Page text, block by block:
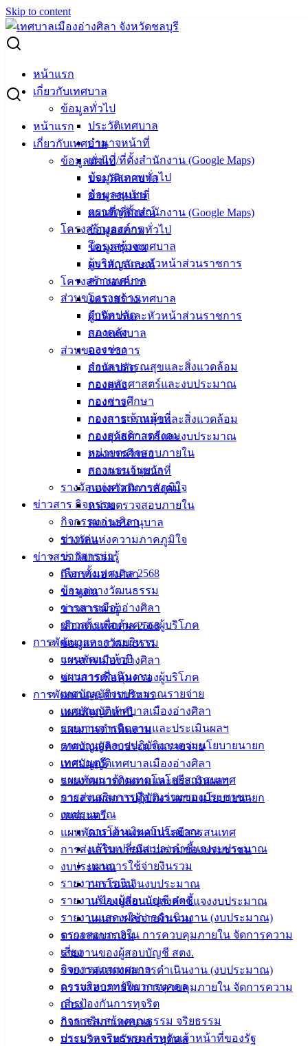
Skip to content
หน้าแรก
เกี่ยวกับเทศบาล
ข้อมูลทั่วไป
ประวัติเทศบาล
อำนาจหน้าที่
แผนที่/ที่ตั้งสำนักงาน (Google Maps)
ข้อมูลสภาพทั่วไป
ข้อมูลชุมชน
ตราสัญลักษณ์
โครงสร้างองค์กร
โครงสร้างเทศบาล
ผู้บริหารและหัวหน้าส่วนราชการ
สภาเทศบาล
ส่วนของราชการ
สำนักปลัด
กองคลัง
กองช่าง
กองสาธารณสุขและสิ่งแวดล้อม
กองยุทธศาสตร์และงบประมาณ
กองการศึกษา
กองการเจ้าหน้าที่
กองสวัสดิการสังคม
หน่วยตรวจสอบภายใน
สถานธนานุบาล
รางวัลแห่งความภาคภูมิใจ
ข่าวสาร กิจกรรม
กิจกรรมอ่างศิลา
ข่าวเด่น
ข่าวสารน่ารู้
เลือกตั้งเทศบาล 2568
ข้อมูลทางวัฒนธรรม
วารสารเมืองอ่างศิลา
ข่าวสารเพื่อคุ้มครองผู้บริโภค
การพัฒนาและการบริหาร
แผนพัฒนาห้าปี
แผนการดำเนินงาน
เทศบัญญัติงบประมาณรายจ่าย
เทศบัญญัติเทศบาลเมืองอ่างศิลา
รายงานการติดตามและประเมินผลฯ
รายงานผลการปฏิบัติงานตามนโยบายนายก
เทศมนตรี
แผนพัฒนาด้านเทคโนโลยีสารสนเทศ
การส่งเสริมการมีส่วนร่วมของประชาชน
งบประมาณ
การโอนเงินงบประมาณ
แก้ไขเปลี่ยนแปลงคำชี้แจงงบประมาณ
แผนการใช้จ่ายงินรวม
รายงานการเงิน
รายงานของผู้สอบบัญชี สตง.
รายงานแสดงผลการดำเนินงาน (งบประมาณ)
ตรวจสอบภายใน การควบคุมภายใน จัดการความ
เสี่ยง
กิจการสภาเทศบาล
การบริหารทรัพยากรบุคคล
การป้องกันการทุจริต
การเสริมสร้างคุณธรรม จริยธรรม
ประมวลจริยธรรมสำหรับเจ้าหน้าที่ของรัฐ
หน้าแรก
เกี่ยวกับเทศบาล
ข้อมูลทั่วไป
ประวัติเทศบาล
อำนาจหน้าที่
แผนที่/ที่ตั้งสำนักงาน (Google Maps)
ข้อมูลสภาพทั่วไป
ข้อมูลชุมชน
ตราสัญลักษณ์
โครงสร้างองค์กร
โครงสร้างเทศบาล
ผู้บริหารและหัวหน้าส่วนราชการ
สภาเทศบาล
ส่วนของราชการ
สำนักปลัด
กองคลัง
กองช่าง
กองสาธารณสุขและสิ่งแวดล้อม
กองยุทธศาสตร์และงบประมาณ
กองการศึกษา
กองการเจ้าหน้าที่
กองสวัสดิการสังคม
หน่วยตรวจสอบภายใน
สถานธนานุบาล
รางวัลแห่งความภาคภูมิใจ
ข่าวสาร กิจกรรม
กิจกรรมอ่างศิลา
ข่าวเด่น
ข่าวสารน่ารู้
เลือกตั้งเทศบาล 2568
ข้อมูลทางวัฒนธรรม
วารสารเมืองอ่างศิลา
ข่าวสารเพื่อคุ้มครองผู้บริโภค
การพัฒนาและการบริหาร
แผนพัฒนาห้าปี
แผนการดำเนินงาน
เทศบัญญัติงบประมาณรายจ่าย
เทศบัญญัติเทศบาลเมืองอ่างศิลา
รายงานการติดตามและประเมินผลฯ
รายงานผลการปฏิบัติงานตามนโยบายนายก
เทศมนตรี
แผนพัฒนาด้านเทคโนโลยีสารสนเทศ
การส่งเสริมการมีส่วนร่วมของประชาชน
งบประมาณ
การโอนเงินงบประมาณ
แก้ไขเปลี่ยนแปลงคำชี้แจงงบประมาณ
แผนการใช้จ่ายงินรวม
รายงานการเงิน
รายงานของผู้สอบบัญชี สตง.
รายงานแสดงผลการดำเนินงาน (งบประมาณ)
ตรวจสอบภายใน การควบคุมภายใน จัดการความ
เสี่ยง
กิจการสภาเทศบาล
การบริหารทรัพยากรบุคคล
Search for:
ผู้ชนะการเสนอราคา จ้างซ่อมแซมวาล์วและท่อประปา
ผู้ชนะการเสนอราคา จ้างซ่อมแซมวาล์ว
และท่อประปา
ธันวาคม 20, 2023 มกราคม 3, 2024
ประกาศผู้ชนะ
จ้างซ่อมแซมวาล์วและท่อประปาดาวน์โหลด
เทศบาล
เมืองอ่าง
สำนักงาน
เทศบาลเมือง
อ่างศิลา 90/338
ม.3 ต.เสม็ด
อ.เมือง จ.ชลบุรี
038-
142-100-104
บริการ
ประชาชน
ดาวน์โหลด
แบบ
ฟอร์ม,
เอกสาร